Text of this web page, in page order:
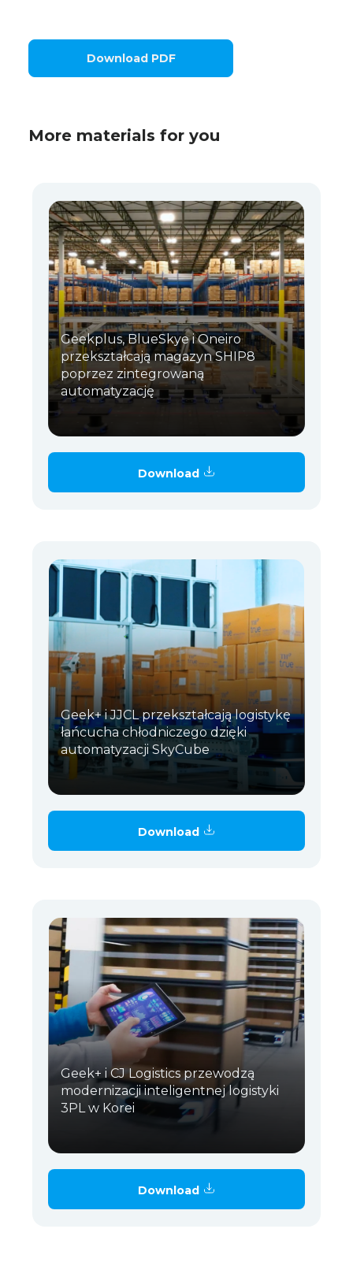
Download PDF
More materials for you
Geekplus, BlueSkye i Oneiro
przekształcają magazyn SHIP8
poprzez zintegrowaną
automatyzację
Download
Geek+ i JJCL przekształcają logistykę
łańcucha chłodniczego dzięki
automatyzacji SkyCube
Download
Geek+ i CJ Logistics przewodzą
modernizacji inteligentnej logistyki
3PL w Korei
Download